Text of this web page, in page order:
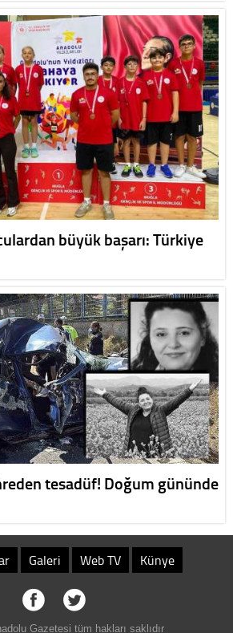
büyük başarı: Türkiye
tesadüf! Doğum gününde
Galeri Web TV Künye
Gazetesi tüm hakları saklıdır